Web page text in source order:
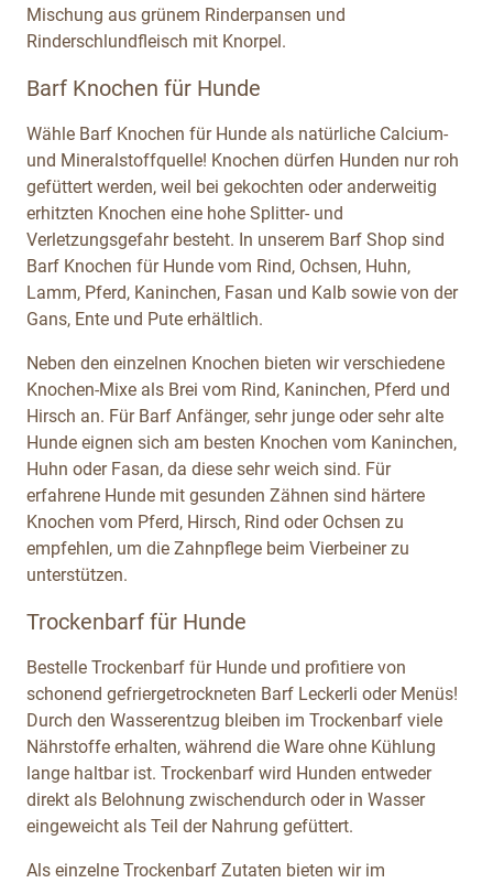
Mischung aus grünem Rinderpansen und
Rinderschlundfleisch mit Knorpel.
Barf Knochen für Hunde
Wähle Barf Knochen für Hunde als natürliche Calcium-
und Mineralstoffquelle! Knochen dürfen Hunden nur roh
gefüttert werden, weil bei gekochten oder anderweitig
erhitzten Knochen eine hohe Splitter- und
Verletzungsgefahr besteht. In unserem Barf Shop sind
Barf Knochen für Hunde vom Rind, Ochsen, Huhn,
Lamm, Pferd, Kaninchen, Fasan und Kalb sowie von der
Gans, Ente und Pute erhältlich.
Neben den einzelnen Knochen bieten wir verschiedene
Knochen-Mixe als Brei vom Rind, Kaninchen, Pferd und
Hirsch an. Für Barf Anfänger, sehr junge oder sehr alte
Hunde eignen sich am besten Knochen vom Kaninchen,
Huhn oder Fasan, da diese sehr weich sind. Für
erfahrene Hunde mit gesunden Zähnen sind härtere
Knochen vom Pferd, Hirsch, Rind oder Ochsen zu
empfehlen, um die Zahnpflege beim Vierbeiner zu
unterstützen.
Trockenbarf für Hunde
Bestelle Trockenbarf für Hunde und profitiere von
schonend gefriergetrockneten Barf Leckerli oder Menüs!
Durch den Wasserentzug bleiben im Trockenbarf viele
Nährstoffe erhalten, während die Ware ohne Kühlung
lange haltbar ist. Trockenbarf wird Hunden entweder
direkt als Belohnung zwischendurch oder in Wasser
eingeweicht als Teil der Nahrung gefüttert.
Als einzelne Trockenbarf Zutaten bieten wir im